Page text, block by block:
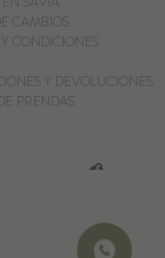
CAMBIOS
CONDICIONES
Y DEVOLUCIONES
PRENDAS